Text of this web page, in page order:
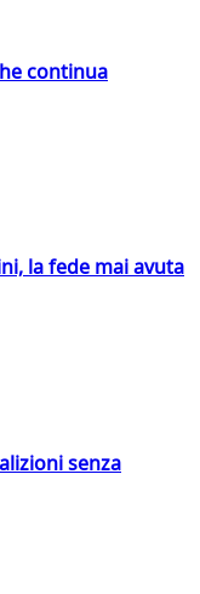
continua
la fede mai avuta
senza